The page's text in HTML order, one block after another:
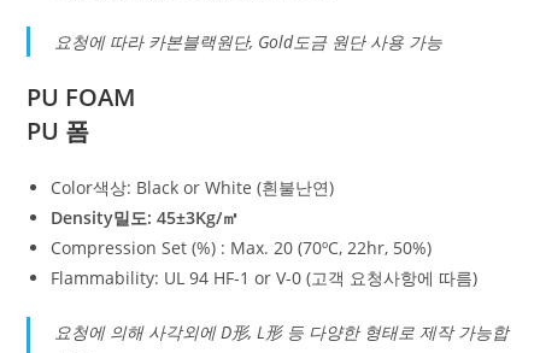
요청에 따라 카본블랙원단, Gold도금 원단 사용 가능
PU FOAM
PU 폼
Color색상: Black or White (흰불난연)
Density밀도: 45±3Kg/㎥
Compression Set (%) : Max. 20 (70ºC, 22hr, 50%)
Flammability: UL 94 HF-1 or V-0 (고객 요청사항에 따름)
요청에 의해 사각외에 D形, L形 등 다양한 형태로 제작 가능합